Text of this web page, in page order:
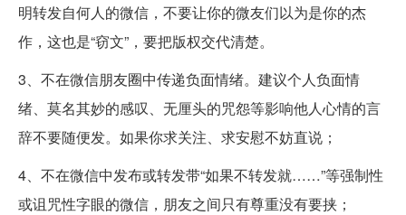
明转发自何人的微信，不要让你的微友们以为是你的杰
作，这也是“窃文”，要把版权交代清楚。
3、不在微信朋友圈中传递负面情绪。建议个人负面情
绪、莫名其妙的感叹、无厘头的咒怨等影响他人心情的言
辞不要随便发。如果你求关注、求安慰不妨直说；
4、不在微信中发布或转发带“如果不转发就……”等强制性
或诅咒性字眼的微信，朋友之间只有尊重没有要挟；